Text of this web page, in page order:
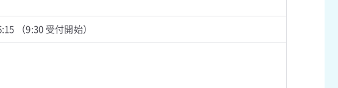
（9:30 受付開始）